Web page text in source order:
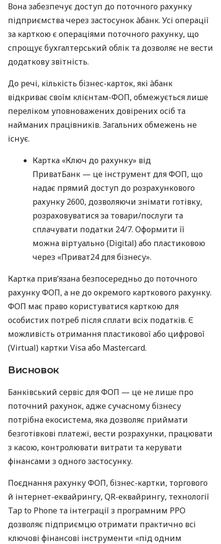
Вона забезпечує доступ до поточного рахунку
підприємства через застосунок àбанк. Усі операції
за карткою є операціями поточного рахунку, що
спрощує бухгалтерський облік та дозволяє не вести
додаткову звітність.
До речі, кількість бізнес-карток, які àбанк
відкриває своїм клієнтам-ФОП, обмежується лише
переліком уповноважених довірених осіб та
найманих працівників. Загальних обмежень не
існує.
Картка «Ключ до рахунку» від
ПриватБанк — це інструмент для ФОП, що
надає прямий доступ до розрахункового
рахунку 2600, дозволяючи знімати готівку,
розраховуватися за товари/послуги та
сплачувати податки 24/7. Оформити її
можна віртуально (Digital) або пластиковою
через «Приват24 для бізнесу».
Картка прив’язана безпосередньо до поточного
рахунку ФОП, а не до окремого карткового рахунку.
ФОП має право користуватися карткою для
особистих потреб після сплати всіх податків. Є
можливість отримання пластикової або цифрової
(Virtual) картки Visa або Mastercard.
Висновок
Банківський сервіс для ФОП — це не лише про
поточний рахунок, адже сучасному бізнесу
потрібна екосистема, яка дозволяє приймати
безготівкові платежі, вести розрахунки, працювати
з касою, контролювати витрати та керувати
фінансами з одного застосунку.
Поєднання рахунку ФОП, бізнес-картки, торгового
й інтернет-еквайрингу, QR-еквайрингу, технології
Tap to Phone та інтеграції з програмним РРО
дозволяє підприємцю отримати практично всі
ключові фінансові інструменти «під одним